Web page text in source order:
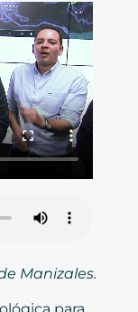
Manizales.
para